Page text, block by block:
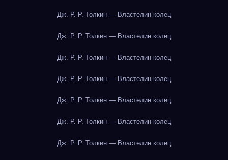
Дж. Р. Р. Толкин — Властелин колец
Дж. Р. Р. Толкин — Властелин колец
Дж. Р. Р. Толкин — Властелин колец
Дж. Р. Р. Толкин — Властелин колец
Дж. Р. Р. Толкин — Властелин колец
Дж. Р. Р. Толкин — Властелин колец
Дж. Р. Р. Толкин — Властелин колец